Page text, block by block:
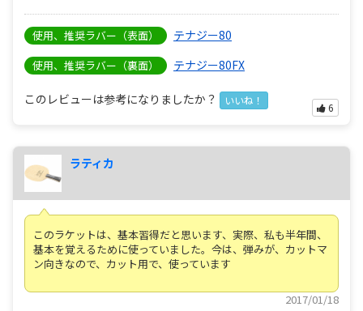
使用、推奨ラバー（表面） テナジー80
使用、推奨ラバー（裏面） テナジー80FX
このレビューは参考になりましたか？ いいね！
6
ラティカ
このラケットは、基本習得だと思います、実際、私も半年間、
基本を覚えるために使っていました。今は、弾みが、カットマ
ン向きなので、カット用で、使っています
2017/01/18